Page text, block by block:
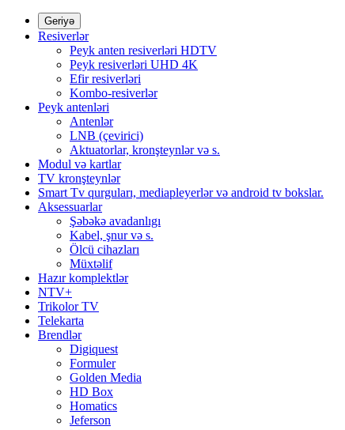
Geriyə
Resiverlər
Peyk anten resiverləri HDTV
Peyk resiverləri UHD 4K
Efir resiverləri
Kombo-resiverlər
Peyk antenləri
Antenlər
LNB (çevirici)
Aktuatorlar, kronşteynlər və s.
Modul və kartlar
TV kronşteynlər
Smart Tv qurguları, mediapleyerlər və android tv bokslar.
Aksessuarlar
Şəbəkə avadanlıgı
Kabel, şnur və s.
Ölcü cihazları
Müxtəlif
Hazır komplektlər
NTV+
Trikolor TV
Telekarta
Brendlər
Digiquest
Formuler
Golden Media
HD Box
Homatics
Jeferson